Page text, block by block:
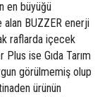
en büyüğü
alan BUZZER enerji
raflarda içecek
ise Gıda Tarım
görülmemiş olup
ürünün